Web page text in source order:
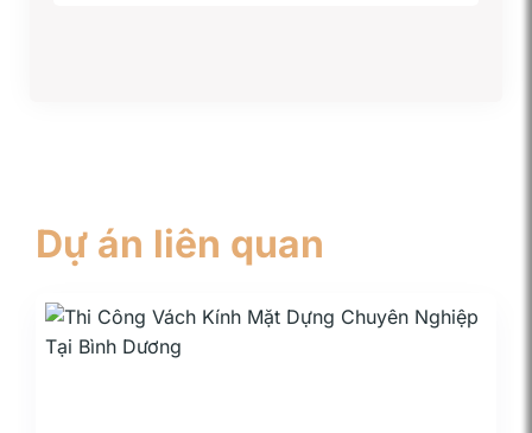
Dự án liên quan